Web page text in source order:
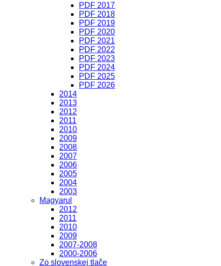
PDF 2017
PDF 2018
PDF 2019
PDF 2020
PDF 2021
PDF 2022
PDF 2023
PDF 2024
PDF 2025
PDF 2026
2014
2013
2012
2011
2010
2009
2008
2007
2006
2005
2004
2003
Magyarul
2012
2011
2010
2009
2007-2008
2000-2006
Zo slovenskej tlače